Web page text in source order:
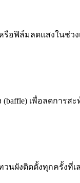
อฟิล์มลดแสงในช่ว
เพื่อลดการส
ผังติดตั้งทุกครั้งที่เ